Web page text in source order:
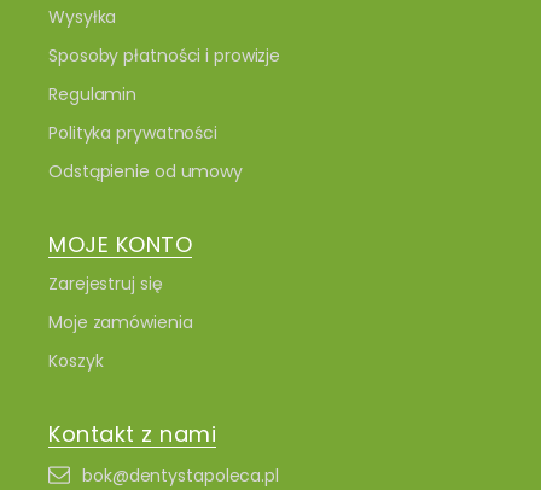
Wysyłka
Sposoby płatności i prowizje
Regulamin
Polityka prywatności
Odstąpienie od umowy
MOJE KONTO
Zarejestruj się
Moje zamówienia
Koszyk
Kontakt z nami
bok@dentystapoleca.pl